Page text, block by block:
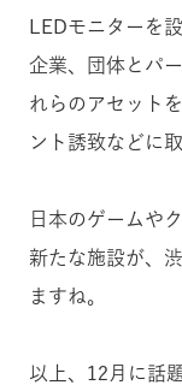
LEDモニターを
企業、団体とパ
れらのアセット
ント誘致などに
日本のゲームや
新たな施設が、
ますね。
以上、12月に話